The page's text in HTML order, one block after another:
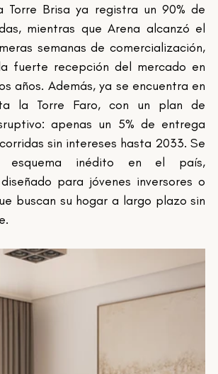
Torre Brisa ya registra un 90% de
mientras que Arena alcanzó el
semanas de comercialización,
fuerte recepción del mercado en
años. Además, ya se encuentra en
la Torre Faro, con un plan de
apenas un 5% de entrega
sin intereses hasta 2033. Se
inédito en el país,
para jóvenes inversores o
buscan su hogar a largo plazo sin